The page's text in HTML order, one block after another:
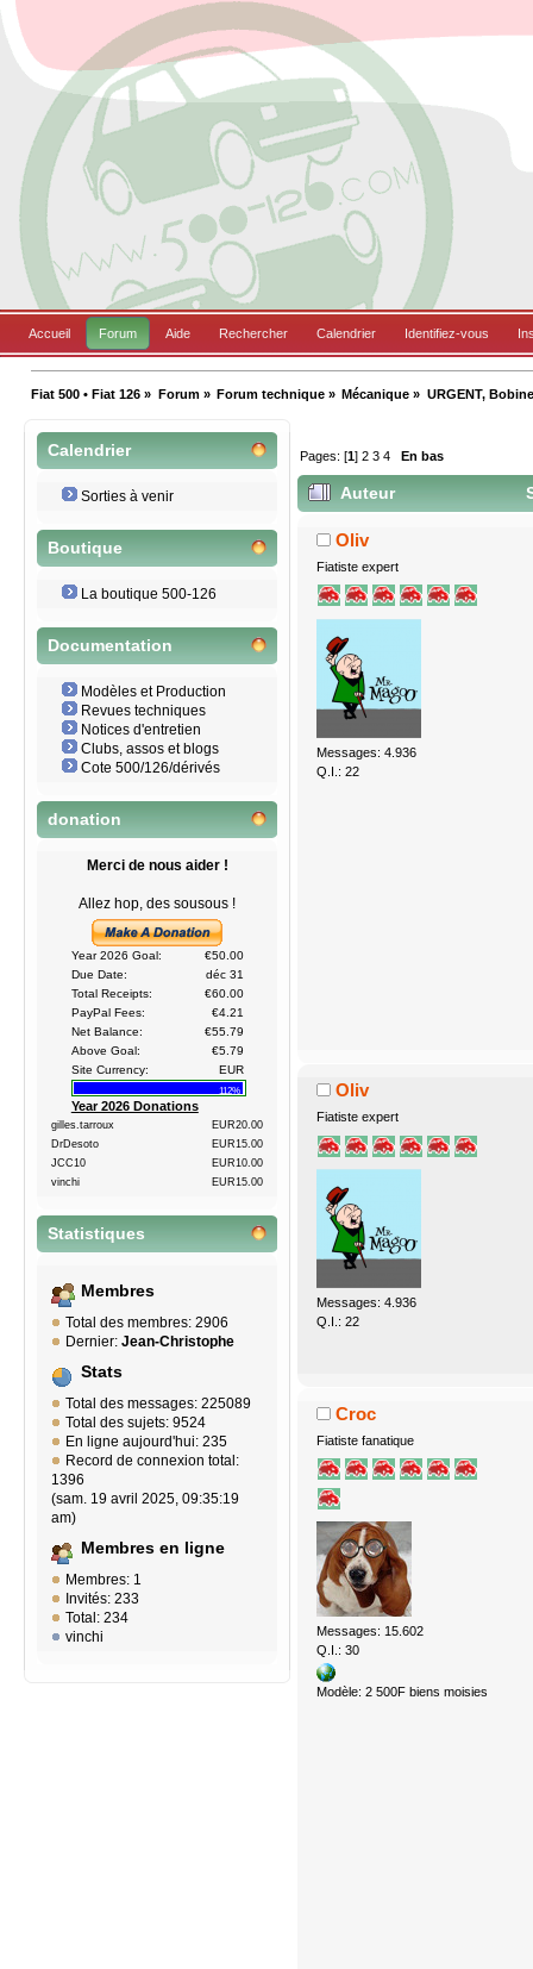
Accueil Forum Aide Rechercher Calendrier Identifiez-vous
Fiat 500 • Fiat 126 » Forum» Forum technique» Mécanique » URGENT,
Calendrier
Sorties à venir
Boutique
La boutique 500-126
Documentation
Modèles et Production
Revues techniques
Notices d'entretien
Clubs, assos et blogs
Cote 500/126/dérivés
donation
Merci de nous aider !
Allez hop, des sousous !
Year 2026 Goal:
€50.00
Due Date:
déc 31
Total Receipts:
€60.00
PayPal Fees:
€4.21
Net Balance:
€55.79
Above Goal:
€5.79
Site Currency:
EUR
112%
Year 2026 Donations
gilles.tarroux
EUR20.00
DrDesoto
EUR15.00
JCC10
EUR10.00
vinchi
EUR15.00
Statistiques
Membres
Total des membres: 2906
Dernier: Jean-Christophe
Stats
Total des messages: 225089
Total des sujets: 9524
En ligne aujourd'hui: 235
Record de connexion total:
1396
(sam. 19 avril 2025, 09:35:19
am)
Membres en ligne
Membres: 1
Invités: 233
Total: 234
vinchi
Pages: [1]2 3 4 En bas
Auteur
Oliv
Fiatiste expert
Messages: 4.936
Q.I.: 22
Oliv
Fiatiste expert
Messages: 4.936
Q.I.: 22
Croc
Fiatiste fanatique
Messages: 15.602
Q.I.: 30
Modèle: 2 500F biens moisies